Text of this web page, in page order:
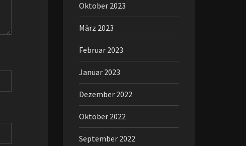
Oktober 2023
März 2023
Februar 2023
Januar 2023
Dezember 2022
Oktober 2022
September 2022